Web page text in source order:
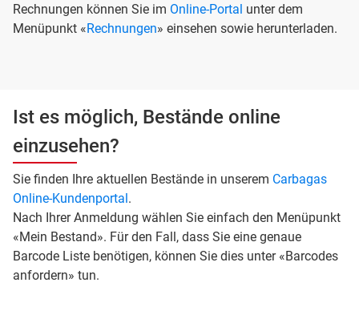
Rechnungen können Sie im Online-Portal unter dem
Menüpunkt «Rechnungen» einsehen sowie herunterladen.
Ist es möglich, Bestände online
einzusehen?
Sie finden Ihre aktuellen Bestände in unserem Carbagas
Online-Kundenportal.
Nach Ihrer Anmeldung wählen Sie einfach den Menüpunkt
«Mein Bestand». Für den Fall, dass Sie eine genaue
Barcode Liste benötigen, können Sie dies unter «Barcodes
anfordern» tun.